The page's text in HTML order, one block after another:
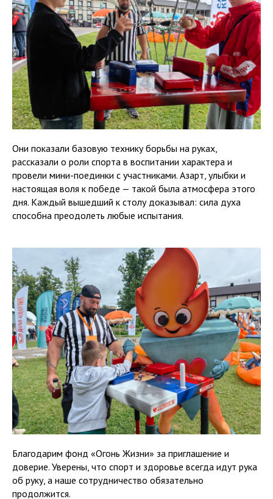
Они показали базовую технику борьбы на руках,
рассказали о роли спорта в воспитании характера и
провели мини-поединки с участниками. Азарт, улыбки и
настоящая воля к победе — такой была атмосфера этого
дня. Каждый вышедший к столу доказывал: сила духа
способна преодолеть любые испытания.
Благодарим фонд «Огонь Жизни» за приглашение и
доверие. Уверены, что спорт и здоровье всегда идут рука
об руку, а наше сотрудничество обязательно
продолжится.